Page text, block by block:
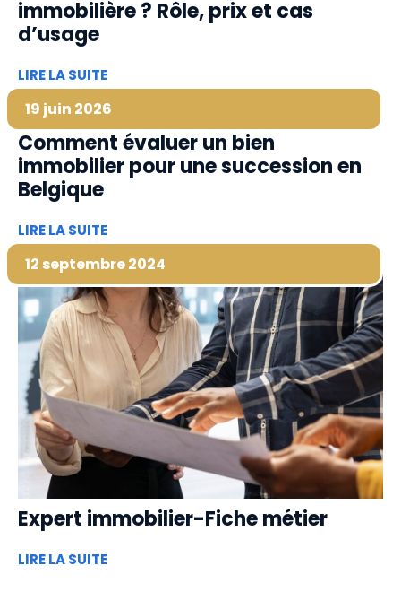
immobilière ? Rôle, prix et cas
d’usage
LIRE LA SUITE
19 juin 2026
Comment évaluer un bien
immobilier pour une succession en
Belgique
LIRE LA SUITE
12 septembre 2024
Expert immobilier-Fiche métier
LIRE LA SUITE